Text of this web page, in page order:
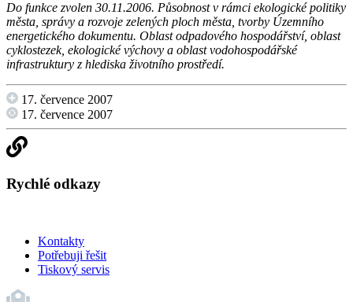
Do funkce zvolen 30.11.2006. Působnost v rámci ekologické politiky
města, správy a rozvoje zelených ploch města, tvorby Územního
energetického dokumentu. Oblast odpadového hospodářství, oblast
cyklostezek, ekologické výchovy a oblast vodohospodářské
infrastruktury z hlediska životního prostředí.
17. července 2007
17. července 2007
Rychlé odkazy
Kontakty
Potřebuji řešit
Tiskový servis